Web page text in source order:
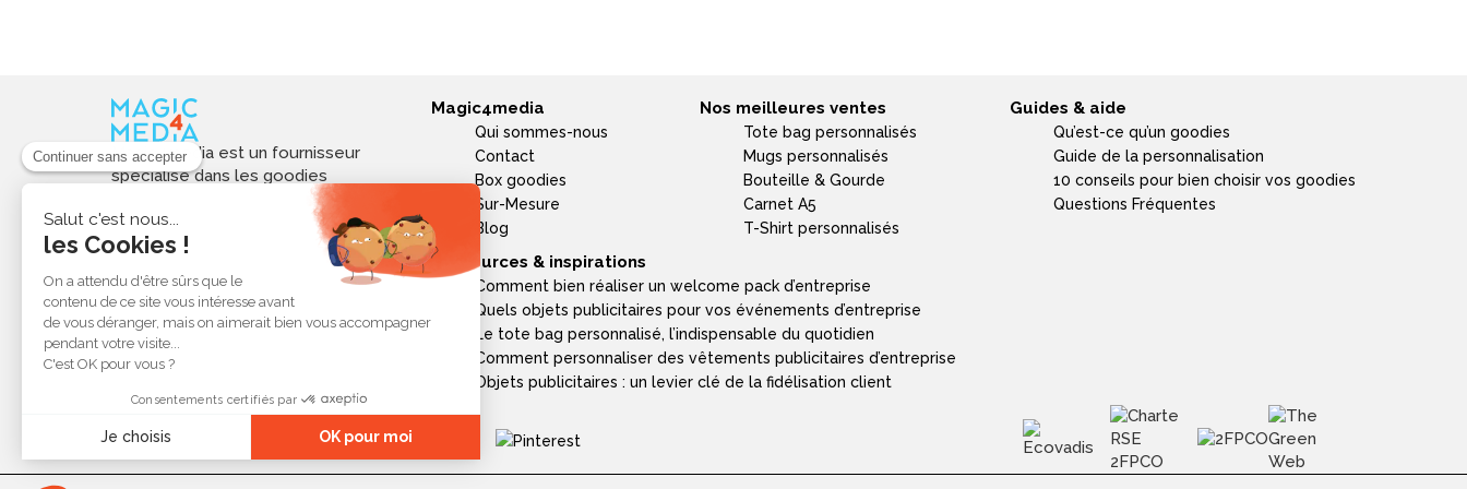
Magic4media est un fournisseur
spécialisé dans les goodies
personnalisés et objets publicitaires
pour les entreprises. Nous
sélectionnons des produits utiles,
tendances et responsables pour
valoriser votre image de marque,
soutenir vos actions de
communication et réussir vos
opérations événementielles,
Magic4media
Qui sommes-nous
Contact
Box goodies
Sur-Mesure
Blog
Nos meilleures ventes
Tote bag personnalisés
Mugs personnalisés
Bouteille & Gourde
Carnet A5
T-Shirt personnalisés
Guides & aide
Qu’est-ce qu’un goodies
Guide de la personnalisation
10 conseils pour bien choisir vos goodies
Questions Fréquentes
Ressources & inspirations
Comment bien réaliser un welcome pack d’entreprise
Quels objets publicitaires pour vos événements d’entreprise
Le tote bag personnalisé, l’indispensable du quotidien
Comment personnaliser des vêtements publicitaires d’entreprise
Objets publicitaires : un levier clé de la fidélisation client